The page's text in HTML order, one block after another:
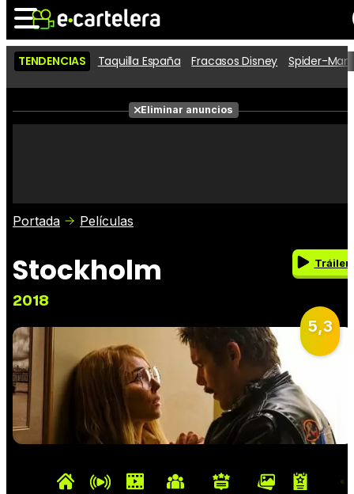
Noticias Cartelera
Películas
Críticas
TENDENCIAS Taquilla España Fracasos Disney Spider-
Eliminar anuncios
Portada Películas
Stockholm
2018
Tráiler
5,3